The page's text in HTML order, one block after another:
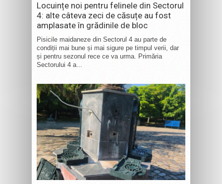
Locuințe noi pentru felinele din Sectorul
4: alte câteva zeci de căsuțe au fost
amplasate în grădinile de bloc
Pisicile maidaneze din Sectorul 4 au parte de
condiții mai bune și mai sigure pe timpul verii, dar
și pentru sezonul rece ce va urma. Primăria
Sectorului 4 a...